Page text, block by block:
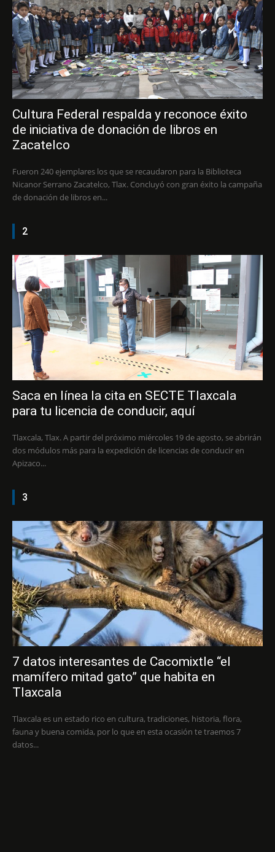
Cultura Federal respalda y reconoce éxito
de iniciativa de donación de libros en
Zacatelco
Fueron 240 ejemplares los que se recaudaron para la Biblioteca
Nicanor Serrano Zacatelco, Tlax. Concluyó con gran éxito la campaña
de donación de libros en...
2
Saca en línea la cita en SECTE Tlaxcala
para tu licencia de conducir, aquí
Tlaxcala, Tlax. A partir del próximo miércoles 19 de agosto, se abrirán
dos módulos más para la expedición de licencias de conducir en
Apizaco...
3
7 datos interesantes de Cacomixtle “el
mamífero mitad gato” que habita en
Tlaxcala
Tlaxcala es un estado rico en cultura, tradiciones, historia, flora,
fauna y buena comida, por lo que en esta ocasión te traemos 7
datos...